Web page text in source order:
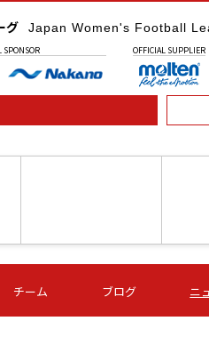
グ Japan Women's Football
SPONSOR OFFICIAL SUPPLIER
第16節 09/05 (土) 16:00
ＡＧＦ
-
チーム ブログ ニ